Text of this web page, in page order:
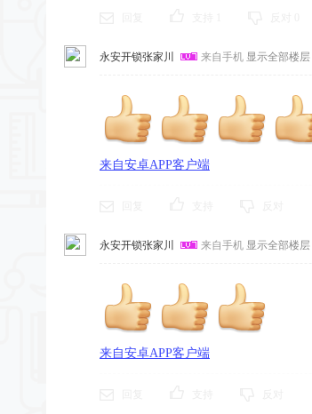
永安开锁张家川 来自手机 显示全部楼层
来自安卓APP客户端
永安开锁张家川 来自手机 显示全部楼层
来自安卓APP客户端